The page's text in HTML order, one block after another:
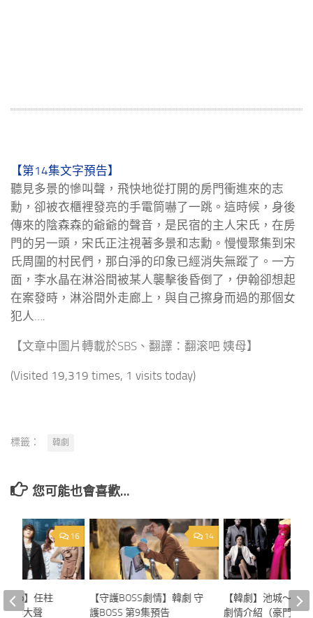
【第14集文字預告】
聽見多景的慘叫聲，飛快地從打開的房門衝進來的志
勳，卻被衣櫃裡發亮的手電筒嚇了一跳。這時候，身後
傳來的陰森森的爺爺的聲音，是民宿的主人宋氏，在房
門的另一頭，宋氏正注視著多景和志勳。慢慢聚集到宋
氏周圍的村民們，那白淨的印象已經消失無蹤了。一方
面，李水晶在淋浴間被某人襲擊後昏倒了，伊翰卻想起
在案發時，淋浴間外走廊上，與自己擦身而過的那個女
犯人….
【文章中圖片轉載於SBS、翻譯： 翻滚吧 姨母】
(Visited 19,319 times, 1 visits today)
標籤： 韓劇
您可能也會喜歡…
14
【守護BOSS劇情】韓劇 守
護BOSS 第9集預告
【韓劇】池城～皇
劇情介紹（豪門）
16
up】任柱
、姜大聲